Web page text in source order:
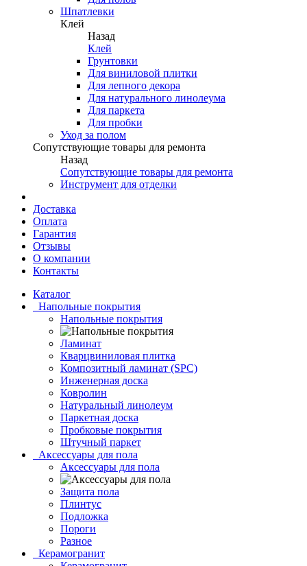
Шпатлевки
Клей
Назад
Клей
Грунтовки
Для виниловой плитки
Для лепного декора
Для натурального линолеума
Для паркета
Для пробки
Уход за полом
Сопутствующие товары для ремонта
Назад
Сопутствующие товары для ремонта
Инструмент для отделки
Доставка
Оплата
Гарантия
Отзывы
О компании
Контакты
Каталог
Напольные покрытия
Напольные покрытия
Ламинат
Кварцвиниловая плитка
Композитный ламинат (SPC)
Инженерная доска
Ковролин
Натуральный линолеум
Паркетная доска
Пробковые покрытия
Штучный паркет
Аксессуары для пола
Аксессуары для пола
Защита пола
Плинтус
Подложка
Пороги
Разное
Керамогранит